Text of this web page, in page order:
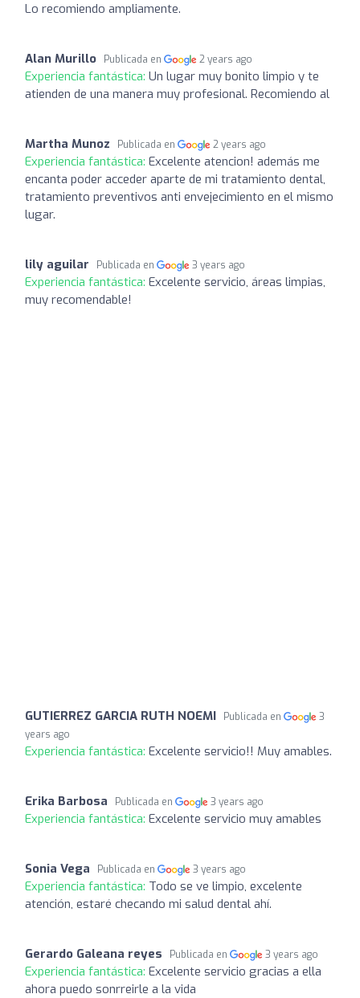
Lo recomiendo ampliamente.
Alan Murillo Publicada en 2 years ago
Experiencia fantástica: Un lugar muy bonito limpio y te
atienden de una manera muy profesional. Recomiendo al
Martha Munoz Publicada en 2 years ago
Experiencia fantástica: Excelente atencion! además me
encanta poder acceder aparte de mi tratamiento dental,
tratamiento preventivos anti envejecimiento en el mismo
lugar.
lily aguilar Publicada en 3 years ago
Experiencia fantástica: Excelente servicio, áreas limpias,
muy recomendable!
GUTIERREZ GARCIA RUTH NOEMI Publicada en
3
years ago
Experiencia fantástica: Excelente servicio!! Muy amables.
Erika Barbosa Publicada en 3 years ago
Experiencia fantástica: Excelente servicio muy amables
Sonia Vega Publicada en 3 years ago
Experiencia fantástica: Todo se ve limpio, excelente
atención, estaré checando mi salud dental ahí.
Gerardo Galeana reyes Publicada en 3 years ago
Experiencia fantástica: Excelente servicio gracias a ella
ahora puedo sonrreirle a la vida